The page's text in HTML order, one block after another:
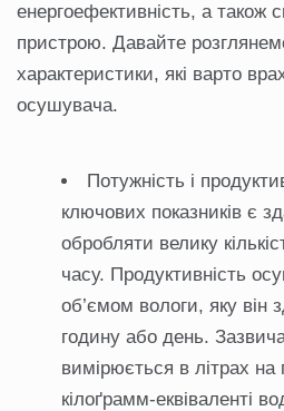
енергоефективність, а також
пристрою. Давайте
характеристики, які варто
осушувача.
Потужність і
ключових показників є
обробляти велику
часу. Продуктивність
об’ємом вологи, яку він
годину або день.
вимірюється в літрах
кілоґрамм-еквіваленті